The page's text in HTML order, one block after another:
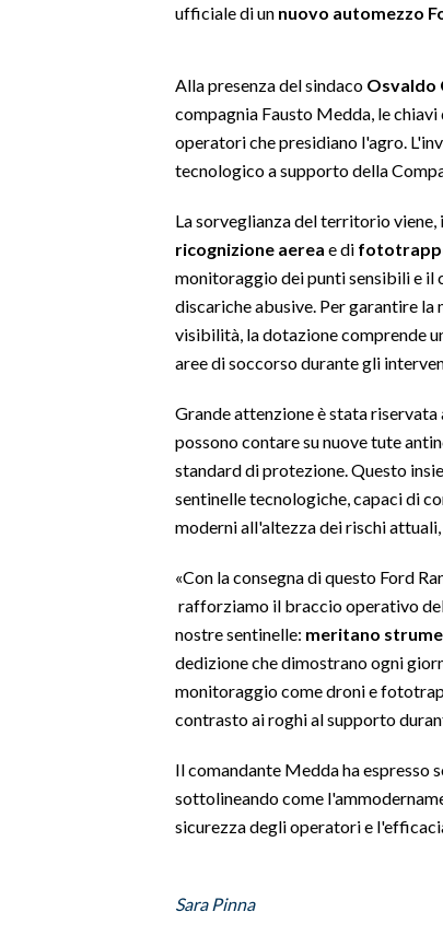
ufficiale di un nuovo automezzo
Alla presenza del sindaco Osvaldo
compagnia Fausto Medda, le
operatori che presidiano l'agro.
tecnologico a supporto della
La sorveglianza del territorio
ricognizione aerea e di
monitoraggio dei punti sensibili e
discariche abusive. Per garantire
visibilità, la dotazione comprende
aree di soccorso durante gli
Grande attenzione è stata riservata
possono contare su nuove tute
standard di protezione. Questo
sentinelle tecnologiche, capaci di
moderni all'altezza dei rischi
«Con la consegna di questo Ford
rafforziamo il braccio operativo
nostre sentinelle: meritano
dedizione che dimostrano ogni
monitoraggio come droni e
contrasto ai roghi al supporto
Il comandante Medda ha espresso
sottolineando come
sicurezza degli operatori e
Sara Pinna